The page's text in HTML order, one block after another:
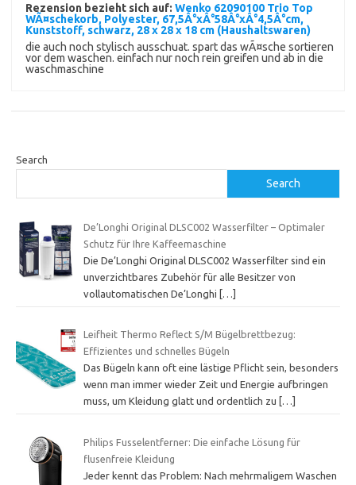
Rezension bezieht sich auf: Wenko 62090100 Trio Top
WÃ¤schekorb, Polyester, 67,5Â°xÂ°58Â°xÂ°4,5Â°cm,
Kunststoff, schwarz, 28 x 28 x 18 cm (Haushaltswaren)
die auch noch stylisch ausschuat. spart das wÃ¤sche sortieren
vor dem waschen. einfach nur noch rein greifen und ab in die
waschmaschine
Search
Search
De’Longhi Original DLSC002 Wasserfilter – Optimaler
Schutz für Ihre Kaffeemaschine
Die De’Longhi Original DLSC002 Wasserfilter sind ein
unverzichtbares Zubehör für alle Besitzer von
vollautomatischen De’Longhi […]
Leifheit Thermo Reflect S/M Bügelbrettbezug:
Effizientes und schnelles Bügeln
Das Bügeln kann oft eine lästige Pflicht sein, besonders
wenn man immer wieder Zeit und Energie aufbringen
muss, um Kleidung glatt und ordentlich zu
[…]
Philips Fusselentferner: Die einfache Lösung für
flusenfreie Kleidung
Jeder kennt das Problem: Nach mehrmaligem Waschen